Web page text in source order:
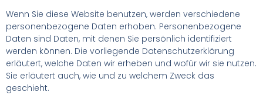
Wenn Sie diese Website benutzen, werden verschiedene
personenbezogene Daten erhoben. Personenbezogene
Daten sind Daten, mit denen Sie persönlich identifiziert
werden können. Die vorliegende Datenschutzerklärung
erläutert, welche Daten wir erheben und wofür wir sie nutzen.
Sie erläutert auch, wie und zu welchem Zweck das
geschieht.